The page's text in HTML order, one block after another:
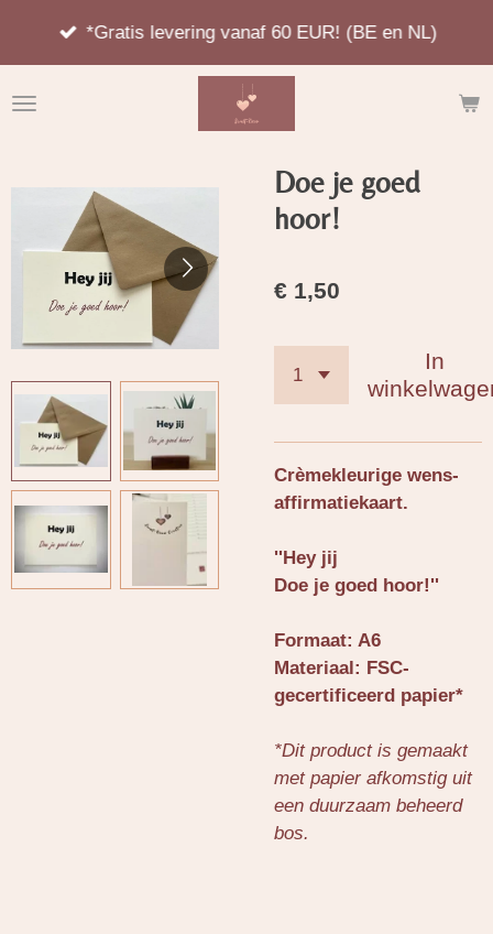
de
*Gratis levering vanaf 60 EUR! (BE en NL)
Doe je goed
hoor!
€ 1,50
In
Crèmekleurige wens-
affirmatiekaart.
''Hey jij
Doe je goed hoor!''
Formaat: A6
Materiaal: FSC-
gecertificeerd papier*
*Dit product is gemaakt
met papier afkomstig uit
een duurzaam beheerd
bos.